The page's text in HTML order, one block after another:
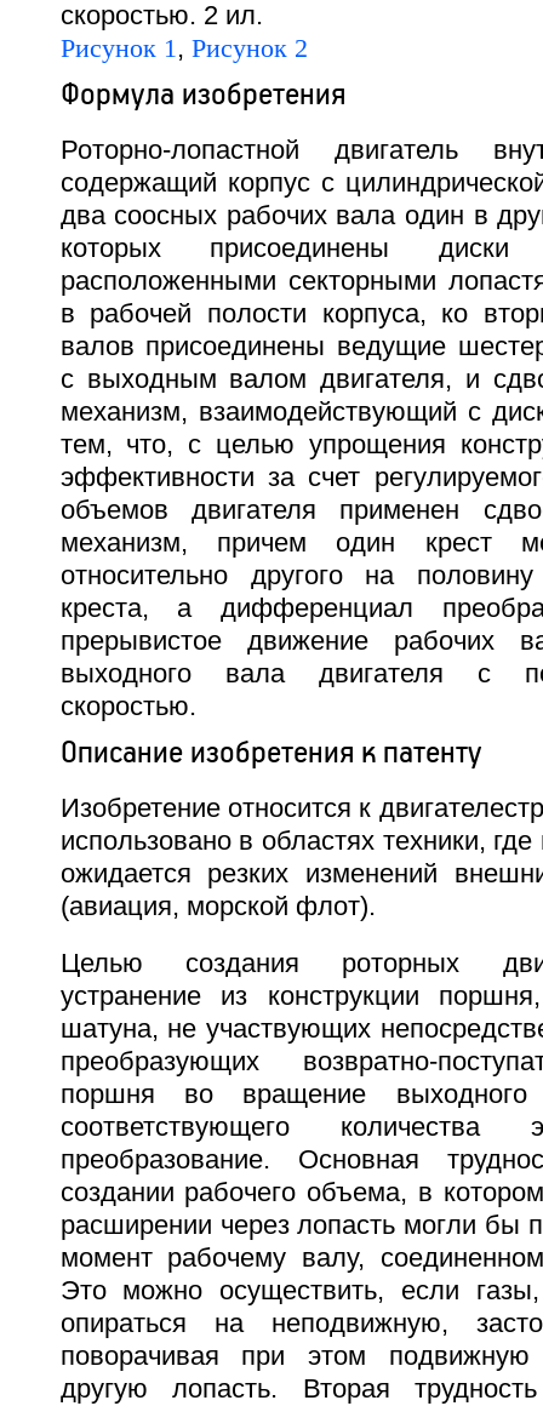
скоростью. 2 ил.
Рисунок 1, Рисунок 2
Формула изобретения
Роторно-лопастной двигатель
содержащий корпус с
два соосных рабочих вала один в
которых присоединены
расположенными секторными
в рабочей полости корпуса, ко
валов присоединены ведущие
с выходным валом двигателя, и
механизм, взаимодействующий с
тем, что, с целью упрощения
эффективности за счет
объемов двигателя применен
механизм, причем один крест
относительно другого на
креста, а дифференциал
прерывистое движение рабочих
выходного вала двигателя с
скоростью.
Описание изобретения к патенту
Изобретение относится к
использовано в областях техники,
ожидается резких изменений
(авиация, морской флот).
Целью создания роторных
устранение из конструкции
шатуна, не участвующих
преобразующих возвратно-
поршня во вращение
соответствующего
преобразование. Основная
создании рабочего объема, в
расширении через лопасть могли бы
момент рабочему валу,
Это можно осуществить, если
опираться на неподвижную,
поворачивая при этом
другую лопасть. Вторая